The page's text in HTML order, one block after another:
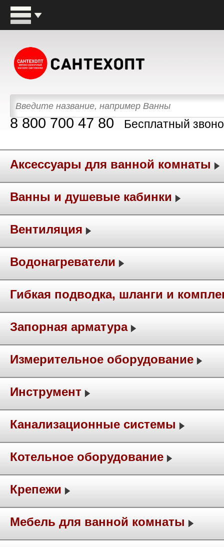
8 800 700 47 80 Бесплатный
Аксессуары для ванной комнаты
Ванны и душевые кабинки
Вентиляция
Водонагреватели
Гибкая подводка, шланги и
Запорная арматура
Измерительное оборудование
Инструмент
Канализационные системы
Котельное оборудование
Крепежи
Мебель для ванной комнаты